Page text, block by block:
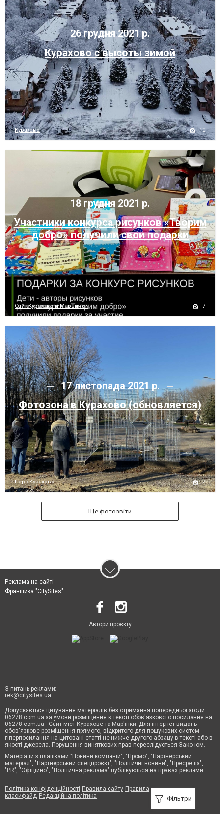
26 грудня 2021 р.
Курахово с высоты зимой
Курахово 10
18 грудня 2021 р.
Участники конкурса рисунков «Творим
добро» получили свои подарки
Сайт Курахово и Марьинки 7
17 листопада 2021 р.
Фотозона в Курахово (обновляется)
Парк Курахово 2
Ще фотозвіти
Фільтри
Реклама на сайті
Франшиза "CitySites"
Автори проєкту
З питань реклами:
rek@citysites.ua
Допускається цитування матеріалів без отримання попередньої згоди
06278.com.ua за умови розміщення в тексті обов'язкового посилання на
06278.com.ua - Сайт міст Курахове та Мар'їнки. Для інтернет-видань
обов'язкове розміщення прямого, відкритого для пошукових систем
гіперпосилання на цитовані статті не нижче другого абзацу в тексті або в
якості джерела. Порушення виняткових прав переслідується Законом.
Матеріали з плашками "Новини компаній", "Промо", "Партнерський
матеріал", "Партнерський спецпроєкт", "Політичні новини", "Пресреліз",
"PR", "Офіційно", "Політична реклама" публікуються на правах реклами.
Політика конфіденційності Правила сайту Правила
класифайд Редакційна політика